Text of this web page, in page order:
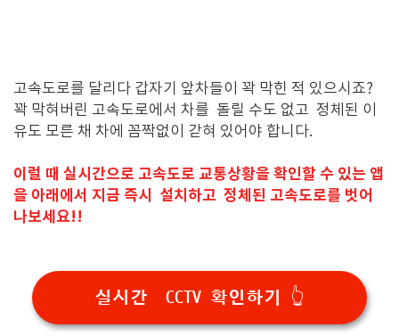
고속도로를 달리다 갑자기 앞차들이 꽉 막힌 적 있으시죠?
꽉 막혀버린 고속도로에서 차를 돌릴 수도 없고 정체된 이
유도 모른 채 차에 꼼짝없이 갇혀 있어야 합니다.
이럴 때 실시간으로 고속도로 교통상황을 확인할 수 있는 앱
을 아래에서 지금 즉시 설치하고 정체된 고속도로를 벗어
나보세요!!
실시간 CCTV 확인하기 👆